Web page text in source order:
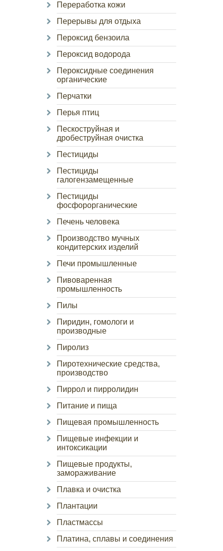
Переработка кожи
Перерывы для отдыха
Пероксид бензоила
Пероксид водорода
Пероксидные соединения
органические
Перчатки
Перья птиц
Пескоструйная и
дробеструйная очистка
Пестициды
Пестициды
галогензамещенные
Пестициды
фосфорорганические
Печень человека
Производство мучных
кондитерских изделий
Печи промышленные
Пивоваренная
промышленность
Пилы
Пиридин, гомологи и
производные
Пиролиз
Пиротехнические средства,
производство
Пиррол и пирролидин
Питание и пища
Пищевая промышленность
Пищевые инфекции и
интоксикации
Пищевые продукты,
замораживание
Плавка и очистка
Плантации
Пластмассы
Платина, сплавы и соединения